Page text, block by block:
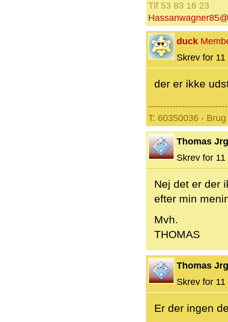
Tlf 53 83 16 23
duck
Skrev for
der er ikke
T: 60350036 -
Thomas
Skrev for
Nej det er der
efter min
Mvh.
THOMAS
Thomas
Skrev for
Er der ingen